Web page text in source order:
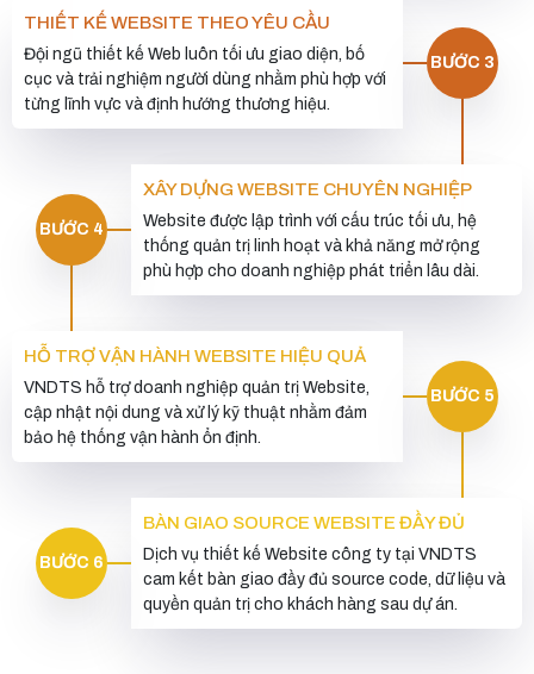
BƯỚC 3
THIẾT KẾ WEBSITE THEO YÊU CẦU
Đội ngũ thiết kế Web luôn tối ưu giao diện, bố
cục và trải nghiệm người dùng nhằm phù hợp với
từng lĩnh vực và định hướng thương hiệu.
BƯỚC 4
XÂY DỰNG WEBSITE CHUYÊN NGHIỆP
Website được lập trình với cấu trúc tối ưu, hệ
thống quản trị linh hoạt và khả năng mở rộng
phù hợp cho doanh nghiệp phát triển lâu dài.
BƯỚC 5
HỖ TRỢ VẬN HÀNH WEBSITE HIỆU QUẢ
VNDTS hỗ trợ doanh nghiệp quản trị Website,
cập nhật nội dung và xử lý kỹ thuật nhằm đảm
bảo hệ thống vận hành ổn định.
BƯỚC 6
BÀN GIAO SOURCE WEBSITE ĐẦY ĐỦ
Dịch vụ thiết kế Website công ty tại VNDTS
cam kết bàn giao đầy đủ source code, dữ liệu và
quyền quản trị cho khách hàng sau dự án.